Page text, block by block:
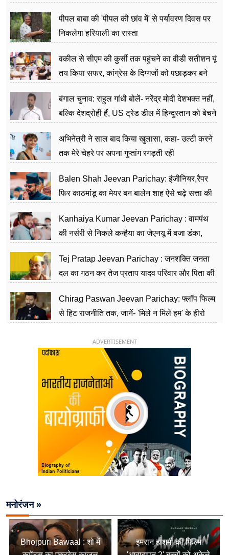
पीपल बाबा की 'पीपल की छांव में' से पर्यावरण दिवस पर
निकलेगा हरियाली का रास्ता
वकील से सीएम की कुर्सी तक पहुंचने का वीडी सतीशन यूं
तय किया सफर, कांग्रेस के दिग्गजों को पछाड़कर बने
बंगाल चुनाव: राहुल गांधी बोलें- नरेंद्र मोदी देशभक्त नहीं,
बल्कि देशद्रोही हैं, US ट्रेड डील में हिन्दुस्तान को बेचने
अभिनेत्री ने साल बाद किया खुलासा, कहा- उल्टी करने
तक मेरे चेहरे पर अपना गुप्तांग रगड़ती रही
Balen Shah Jeevan Parichay: इंजीनियर,रैपर
फिर काठमांडू का मेयर बन बालेन शाह ऐसे चढ़े सत्ता की
Kanhaiya Kumar Jeevan Parichay : वामपंथ
की नर्सरी से निकले कन्हैया का जेएनयू में बजा डंका,
Tej Pratap Jeevan Parichay : जनशक्ति जनता
दल का गठन कर तेज प्रताप यादव परिवार और पिता की
Chirag Paswan Jeevan Parichay: फ्लॉप फिल्म
से हिट राजनीति तक, जानें- 'मिले न मिले हम' के हीरो
ADVERTISEMENT
मनोरंजन »
Bhojpuri Bawaal : शो में
इमरान हाशमी की फिल्म